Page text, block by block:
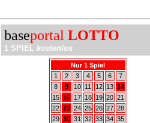
baseportal LOTTO
1 SPIEL kostenlos
Nur 1 Spiel
1
2 3 4 5 6
7
8
9 10 11 12 13 14
15 16 17 18 19 20 21
22 23 24 25 26 27 28
29 30 31 32 33 34 35